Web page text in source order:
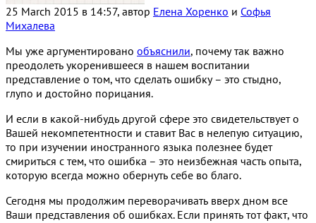
25 March 2015 в 14:57, автор Елена Хоренко и Софья
Михалева
Мы уже аргументировано объяснили, почему так важно
преодолеть укоренившееся в нашем воспитании
представление о том, что сделать ошибку – это стыдно,
глупо и достойно порицания.
И если в какой-нибудь другой сфере это свидетельствует о
Вашей некомпетентности и ставит Вас в нелепую ситуацию,
то при изучении иностранного языка полезнее будет
смириться с тем, что ошибка – это неизбежная часть опыта,
которую всегда можно обернуть себе во благо.
Сегодня мы продолжим переворачивать вверх дном все
Ваши представления об ошибках. Если принять тот факт, что